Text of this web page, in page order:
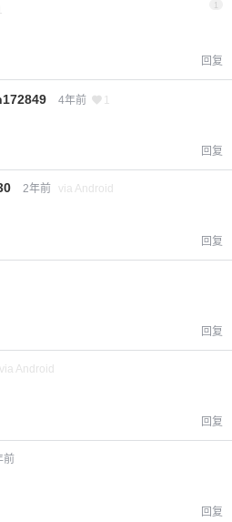
1
回复
4年前 1
回复
2年前 via Android
回复
回复
via Android
回复
前
回复